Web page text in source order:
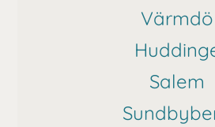
Värmdö
Salem